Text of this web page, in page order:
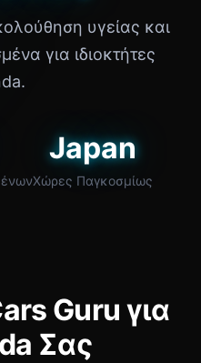
υγείας και
για ιδιοκτήτες
Japan
Χώρες Παγκοσμίως
Guru για
Σας